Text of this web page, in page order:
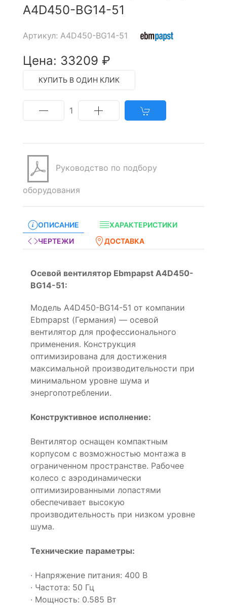
A4D450-BG14-51
Артикул: A4D450-BG14-51
Цена: 33209 ₽
КУПИТЬ В ОДИН КЛИК
1
Руководство по подбору
оборудования
ОПИСАНИЕ
ХАРАКТЕРИСТИКИ
ЧЕРТЕЖИ
ДОСТАВКА
Осевой вентилятор Ebmpapst A4D450-
BG14-51:
Модель A4D450-BG14-51 от компании
Ebmpapst (Германия) — осевой
вентилятор для профессионального
применения. Конструкция
оптимизирована для достижения
максимальной производительности при
минимальном уровне шума и
энергопотреблении.
Конструктивное исполнение:
Вентилятор оснащен компактным
корпусом с возможностью монтажа в
ограниченном пространстве. Рабочее
колесо с аэродинамически
оптимизированными лопастями
обеспечивает высокую
производительность при низком уровне
шума.
Технические параметры:
· Напряжение питания: 400 В
· Частота: 50 Гц
· Мощность: 0.585 Вт